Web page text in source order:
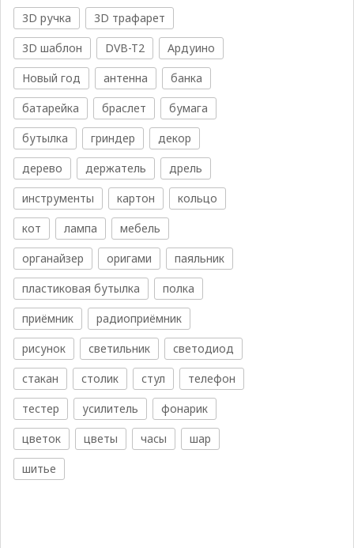
3D ручка
3D трафарет
3D шаблон
DVB-T2
Ардуино
Новый год
антенна
банка
батарейка
браслет
бумага
бутылка
гриндер
декор
дерево
держатель
дрель
инструменты
картон
кольцо
кот
лампа
мебель
органайзер
оригами
паяльник
пластиковая бутылка
полка
приёмник
радиоприёмник
рисунок
светильник
светодиод
стакан
столик стул
телефон
тестер
усилитель
фонарик
цветок
цветы часы
шар
шитье